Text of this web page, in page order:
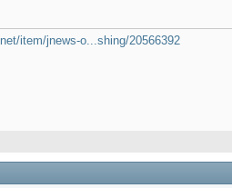
item/jnews-o...shing/20566392